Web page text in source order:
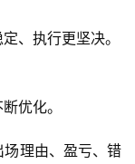
、执行更坚决。
优化。
场理由、盈亏、错